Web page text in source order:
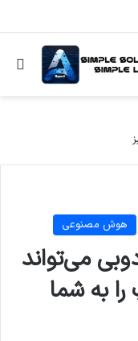
هوش مصنوعی
می‌تواند
به شما